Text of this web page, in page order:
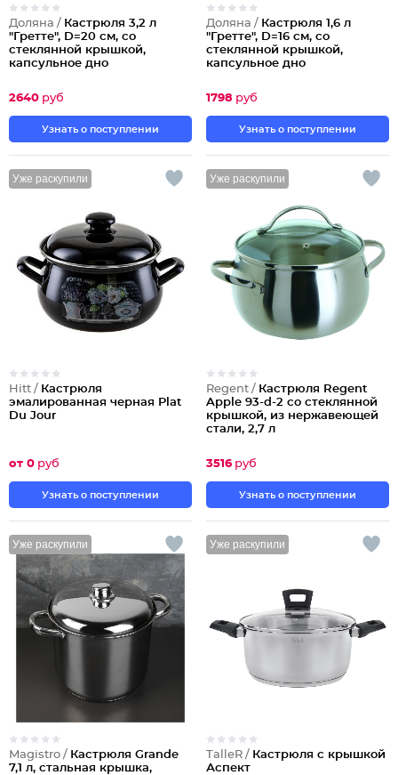
Доляна / Кастрюля 3,2 л
"Гретте", D=20 см, со
стеклянной крышкой,
капсульное дно
2640 руб
Узнать о поступлении
Доляна / Кастрюля 1,6 л
"Гретте", D=16 см, со
стеклянной крышкой,
капсульное дно
1798 руб
Узнать о поступлении
Уже раскупили
Hitt / Кастрюля
эмалированная черная Plat
Du Jour
от 0 руб
Узнать о поступлении
Уже раскупили
Regent / Кастрюля Regent
Apple 93-d-2 со стеклянной
крышкой, из нержавеющей
стали, 2,7 л
3516 руб
Узнать о поступлении
Уже раскупили
Magistro / Кастрюля Grande
7,1 л, стальная крышка,
Уже раскупили
TalleR / Кастрюля с крышкой
Аспект